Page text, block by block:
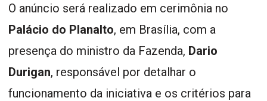
O anúncio será realizado em cerimônia no
Palácio do Planalto, em Brasília, com a
presença do ministro da Fazenda, Dario
Durigan, responsável por detalhar o
funcionamento da iniciativa e os critérios para